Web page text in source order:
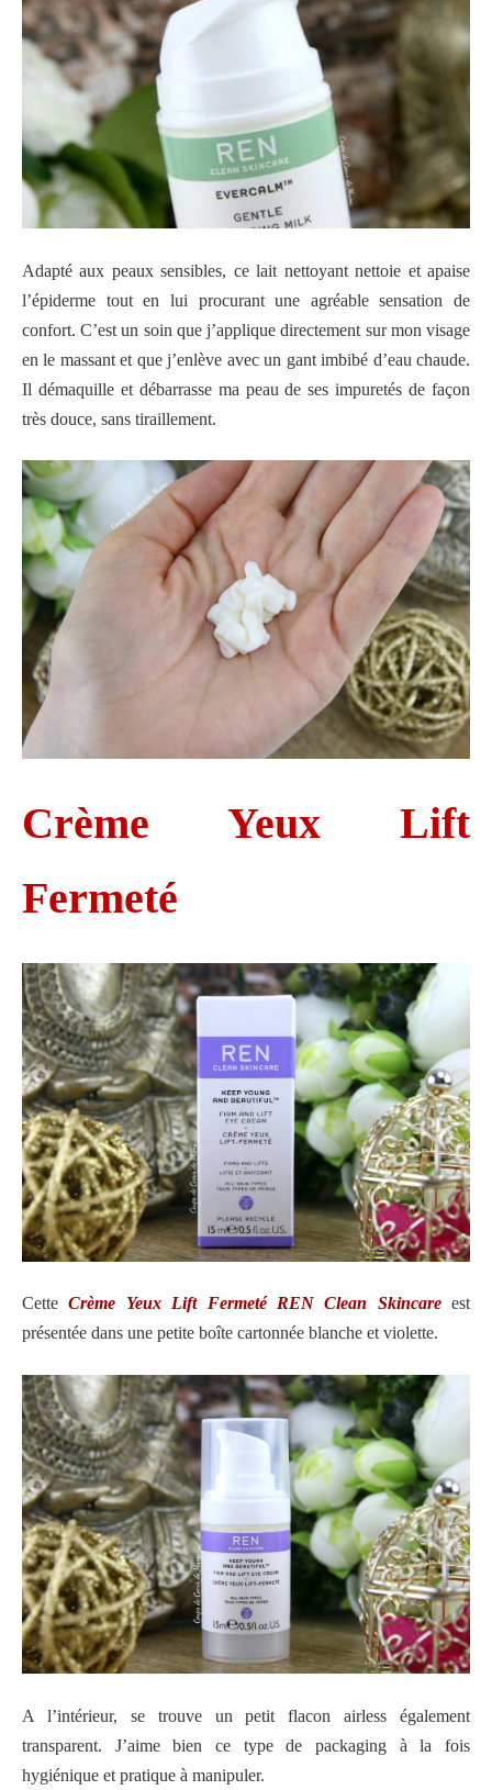
Adapté aux peaux sensibles, ce lait nettoyant nettoie et apaise
l’épiderme tout en lui procurant une agréable sensation de
confort. C’est un soin que j’applique directement sur mon visage
en le massant et que j’enlève avec un gant imbibé d’eau chaude.
Il démaquille et débarrasse ma peau de ses impuretés de façon
très douce, sans tiraillement.
Crème Yeux Lift
Fermeté
CetteCrème Yeux Lift Fermeté REN Clean Skincareest
présentée dans une petite boîte cartonnée blanche et violette.
A l’intérieur, se trouve un petit flacon airless également
transparent. J’aime bien ce type de packaging à la fois
hygiénique et pratique à manipuler.